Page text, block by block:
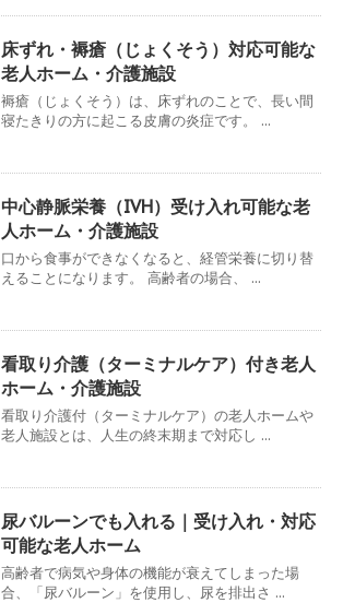
床ずれ・褥瘡（じょくそう）対応可能な
老人ホーム・介護施設
褥瘡（じょくそう）は、床ずれのことで、長い間
寝たきりの方に起こる皮膚の炎症です。 ...
中心静脈栄養（IVH）受け入れ可能な老
人ホーム・介護施設
口から食事ができなくなると、経管栄養に切り替
えることになります。 高齢者の場合、 ...
看取り介護（ターミナルケア）付き老人
ホーム・介護施設
看取り介護付（ターミナルケア）の老人ホームや
老人施設とは、人生の終末期まで対応し ...
尿バルーンでも入れる｜受け入れ・対応
可能な老人ホーム
高齢者で病気や身体の機能が衰えてしまった場
合、「尿バルーン」を使用し、尿を排出さ ...